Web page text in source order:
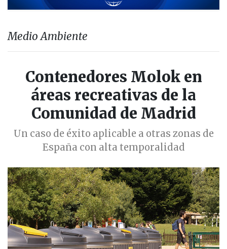
Medio Ambiente
Contenedores Molok en
áreas recreativas de la
Comunidad de Madrid
Un caso de éxito aplicable a otras zonas de
España con alta temporalidad